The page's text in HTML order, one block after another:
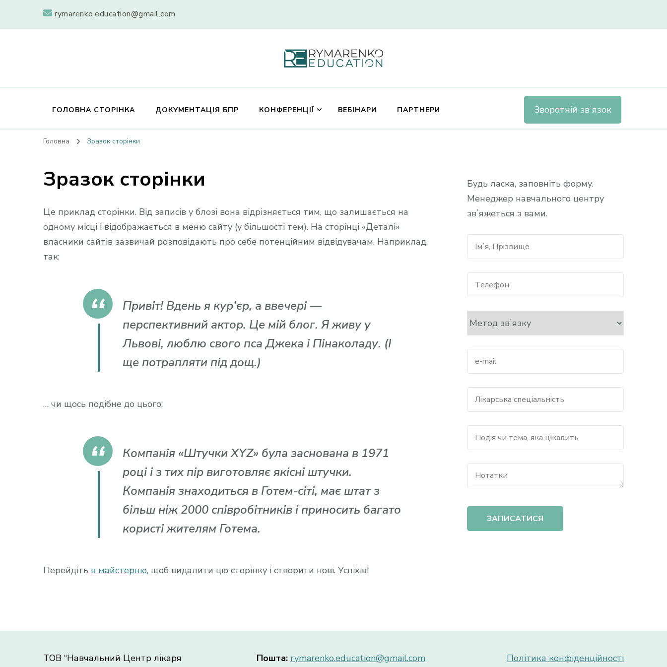
rymarenko.education@gmail.com
Rymarenko Education
ГОЛОВНА СТОРІНКА ДОКУМЕНТАЦІЯ БПР КОНФЕРЕНЦІЇ ВЕБІНАРИ ПАРТНЕРИ Зворотній звʼязок
Головна Зразок сторінки
Зразок сторінки
Це приклад сторінки. Від записів у блозі вона відрізняється тим, що залишається на
одному місці і відображається в меню сайту (у більшості тем). На сторінці «Деталі»
власники сайтів зазвичай розповідають про себе потенційним відвідувачам. Наприклад,
так:
Привіт! Вдень я кур’єр, а ввечері —
перспективний актор. Це мій блог. Я живу у
Львові, люблю свого пса Джека і Пінаколаду. (І
ще потрапляти під дощ.)
… чи щось подібне до цього:
Компанія «Штучки XYZ» була заснована в 1971
році і з тих пір виготовляє якісні штучки.
Компанія знаходиться в Готем-сіті, має штат з
більш ніж 2000 співробітників і приносить багато
користі жителям Готема.
Перейдіть в майстерню, щоб видалити цю сторінку і створити нові. Успіхів!
Будь ласка, заповніть форму.
Менеджер навчального центру
звʼяжеться з вами.
ТОВ “Навчальний Центр лікаря Пошта: rymarenko.education@gmail.com Політика конфіденційності